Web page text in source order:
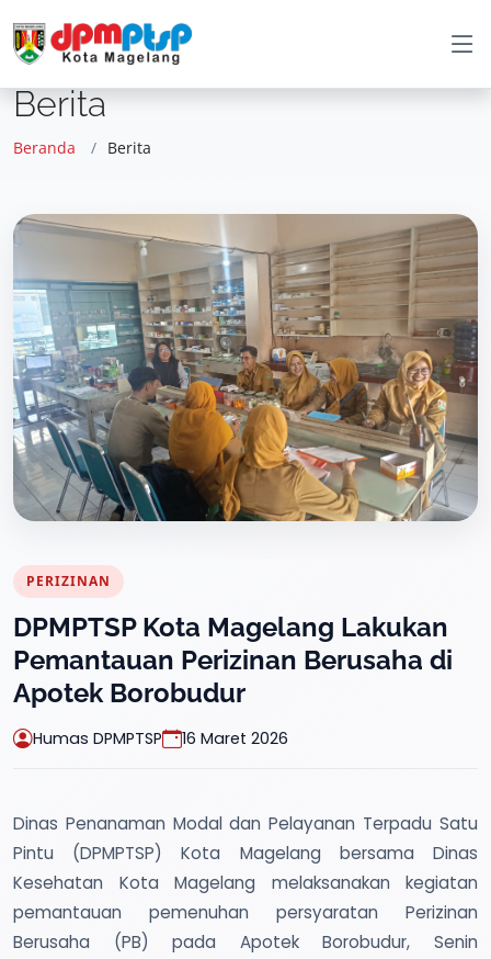
Berita
Beranda Berita
PERIZINAN
DPMPTSP Kota Magelang Lakukan
Pemantauan Perizinan Berusaha di
Apotek Borobudur
Humas DPMPTSP 16 Maret 2026
Dinas Penanaman Modal dan Pelayanan Terpadu Satu
Pintu (DPMPTSP) Kota Magelang bersama Dinas
Kesehatan Kota Magelang melaksanakan kegiatan
pemantauan pemenuhan persyaratan Perizinan
Berusaha (PB) pada Apotek Borobudur, Senin